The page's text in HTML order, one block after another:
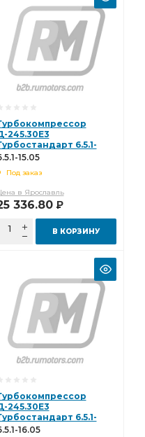
245.30Е3
6.5.1-
15.05
Под заказ
в Ярославль
336.80 Р
В КОРЗИНУ
245.30Е3
6.5.1-
16.05